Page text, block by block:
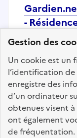
Gestion des
Un cookie est un
l’identification de
enregistre des
d’un ordinateur
obtenues visent
ont également
de fréquentation.
-
non
Localisation :
Rhône
Fonction
Fonction
Employeur :
Centres
En ligne
Ajouter aux